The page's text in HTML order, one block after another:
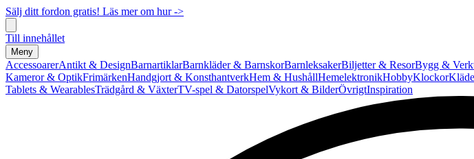
Sälj ditt fordon gratis! Läs mer om hur ->
Till innehållet
Meny
AccessoarerAntikt & DesignBarnartiklarBarnkläder & BarnskorBarnleksakerBiljetter & ResorBygg &
Kameror & OptikFrimärkenHandgjort & KonsthantverkHem & HushållHemelektronikHobbyKlockor
Tablets & WearablesTrädgård & VäxterTV-spel & DatorspelVykort & BilderÖvrigtInspiration